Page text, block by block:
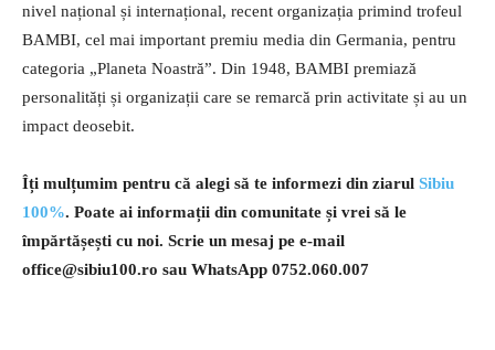
nivel național și internațional, recent organizația primind trofeul
BAMBI, cel mai important premiu media din Germania, pentru
categoria „Planeta Noastră”. Din 1948, BAMBI premiază
personalități și organizații care se remarcă prin activitate și au un
impact deosebit.
Îți mulțumim pentru că alegi să te informezi din ziarul Sibiu
100%. Poate ai informații din comunitate și vrei să le
împărtășești cu noi. Scrie un mesaj pe e-mail
office@sibiu100.ro sau WhatsApp 0752.060.007